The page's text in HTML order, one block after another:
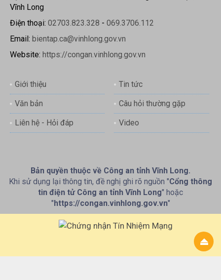
Vĩnh Long
Điện thoại: 02703.823.328 - 069.3706.112
Email: bientap.ca@vinhlong.gov.vn
Website: https://congan.vinhlong.gov.vn
Giới thiệu Tin tức
Văn bản Câu hỏi thường gặp
Liên hệ - Hỏi đáp Video
Bản quyền thuộc về Công an tỉnh Vĩnh Long.
Khi sử dụng lại thông tin, đề nghị ghi rõ nguồn "Cổng thông
tin điện tử Công an tỉnh Vĩnh Long" hoặc
"https://congan.vinhlong.gov.vn"